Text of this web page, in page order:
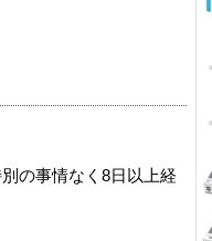
の事情なく8日以上経